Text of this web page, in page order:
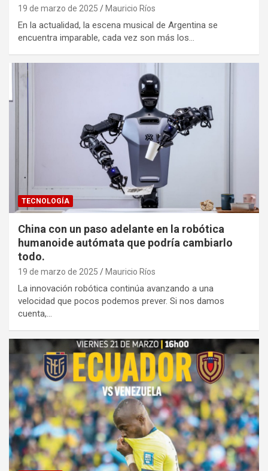
19 de marzo de 2025 Mauricio Ríos
En la actualidad, la escena musical de Argentina se
encuentra imparable, cada vez son más los…
TECNOLOGÍA
China con un paso adelante en la robótica
humanoide autómata que podría cambiarlo
todo.
19 de marzo de 2025 Mauricio Ríos
La innovación robótica continúa avanzando a una
velocidad que pocos podemos prever. Si nos damos
cuenta,…